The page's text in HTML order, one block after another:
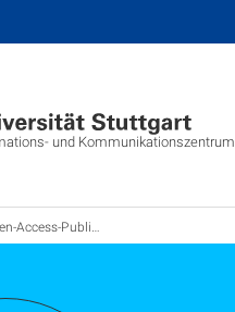
und Kommunikationszentrum
Publikationsdienste der UB Stuttgart / Webseminar